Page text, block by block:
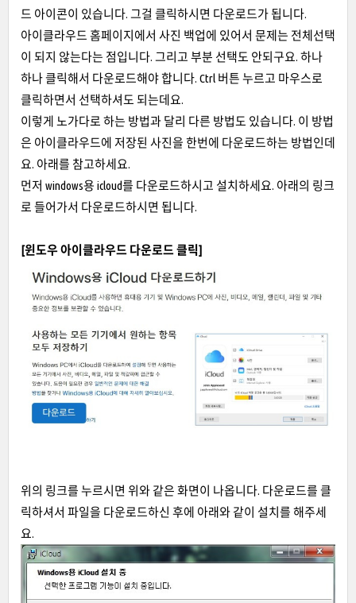
드 아이콘이 있습니다. 그걸 클릭하시면 다운로드가 됩니다.
아이클라우드 홈페이지에서 사진 백업에 있어서 문제는 전체선택
이 되지 않는다는 점입니다. 그리고 부분 선택도 안되구요. 하나
하나 클릭해서 다운로드해야 합니다. Ctrl 버튼 누르고 마우스로
클릭하면서 선택하셔도 되는데요.
이렇게 노가다로 하는 방법과 달리 다른 방법도 있습니다. 이 방법
은 아이클라우드에 저장된 사진을 한번에 다운로드하는 방법인데
요. 아래를 참고하세요.
먼저 windows용 icloud를 다운로드하시고 설치하세요. 아래의 링크
로 들어가서 다운로드하시면 됩니다.
[윈도우 아이클라우드 다운로드 클릭]
위의 링크를 누르시면 위와 같은 화면이 나옵니다. 다운로드를 클
릭하셔서 파일을 다운로드하신 후에 아래와 같이 설치를 해주세
요.